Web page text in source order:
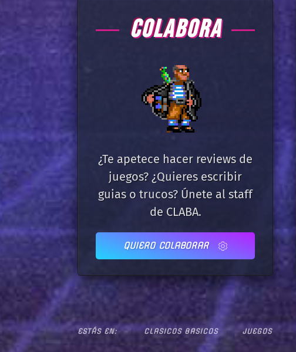
COLABORA
¿Te apetece hacer reviews de
juegos? ¿Quieres escribir
guias o trucos? Únete al staff
de CLABA.
QUIERO COLABORAR
ESTÁS EN: CLASICOS BASICOS JUEGOS